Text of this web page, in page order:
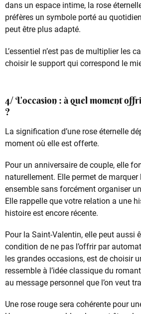
dans un espace intime, la rose
préfères un symbole porté au
peut être plus adapté.
L’essentiel n’est pas de multiplier les
choisir le support qui correspond le
4/ L’occasion : à quel moment
?
La signification d’une rose éternelle
moment où elle est offerte.
Pour un anniversaire de couple, elle
naturellement. Elle permet de
ensemble sans forcément organiser
Elle rappelle que votre relation a une
histoire est encore récente.
Pour la Saint-Valentin, elle peut aussi
condition de ne pas l’offrir par
les grandes occasions, est de choisir
ressemble à l’idée classique du
au message personnel que l’on veut
Une rose rouge sera cohérente pour